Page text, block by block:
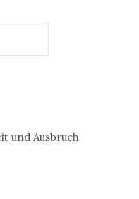
und Ausbruch